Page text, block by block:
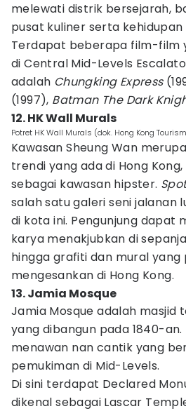
melewati distrik bersejarah,
pusat kuliner serta kehidupan
Terdapat beberapa film-film
di Central Mid-Levels
adalah Chungking Express
(1997), Batman The Dark
12. HK Wall Murals
Potret HK Wall Murals (dok. Hong Kong
Kawasan Sheung Wan
trendi yang ada di Hong
sebagai kawasan hipster.
salah satu galeri seni jalanan
di kota ini. Pengunjung dapat
karya menakjubkan di
hingga grafiti dan mural yang
mengesankan di Hong Kong.
13. Jamia Mosque
Jamia Mosque adalah masjid
yang dibangun pada 1840-
menawan nan cantik yang
pemukiman di Mid-Levels.
Di sini terdapat Declared
dikenal sebagai Lascar